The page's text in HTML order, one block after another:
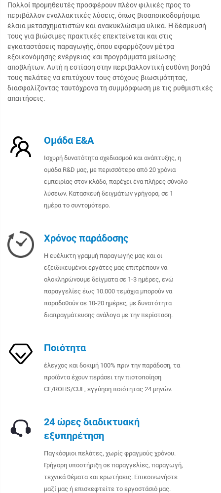
Πολλοί προμηθευτές προσφέρουν πλέον φιλικές προς το
περιβάλλον εναλλακτικές λύσεις, όπως βιοαποικοδομήσιμα
έλαια μετασχηματιστών και ανακυκλώσιμα υλικά. Η δέσμευσή
τους για βιώσιμες πρακτικές επεκτείνεται και στις
εγκαταστάσεις παραγωγής, όπου εφαρμόζουν μέτρα
εξοικονόμησης ενέργειας και προγράμματα μείωσης
αποβλήτων. Αυτή η εστίαση στην περιβαλλοντική ευθύνη βοηθά
τους πελάτες να επιτύχουν τους στόχους βιωσιμότητας,
διασφαλίζοντας ταυτόχρονα τη συμμόρφωση με τις ρυθμιστικές
απαιτήσεις.
Ομάδα Ε&Α
Ισχυρή δυνατότητα σχεδιασμού και ανάπτυξης, η
ομάδα R&D μας, με περισσότερο από 20 χρόνια
εμπειρίας στον κλάδο, παρέχει ένα πλήρες σύνολο
λύσεων. Κατασκευή δειγμάτων γρήγορα, σε 1
ημέρα το συντομότερο.
Χρόνος παράδοσης
Η ευέλικτη γραμμή παραγωγής μας και οι
εξειδικευμένοι εργάτες μας επιτρέπουν να
ολοκληρώνουμε δείγματα σε 1-3 ημέρες, ενώ
παραγγελίες έως 10.000 τεμάχια μπορούν να
παραδοθούν σε 10-20 ημέρες, με δυνατότητα
διαπραγμάτευσης ανάλογα με την περίσταση.
Ποιότητα
έλεγχος και δοκιμή 100% πριν την παράδοση, τα
προϊόντα έχουν περάσει την πιστοποίηση
CE/ROHS/CUL, εγγύηση ποιότητας 24 μηνών.
24 ώρες διαδικτυακή
εξυπηρέτηση
Παγκόσμιοι πελάτες, χωρίς φραγμούς χρόνου.
Γρήγορη υποστήριξη σε παραγγελίες, παραγωγή,
τεχνικά θέματα και ερωτήσεις. Επικοινωνήστε
μαζί μας ή επισκεφτείτε το εργοστάσιό μας.